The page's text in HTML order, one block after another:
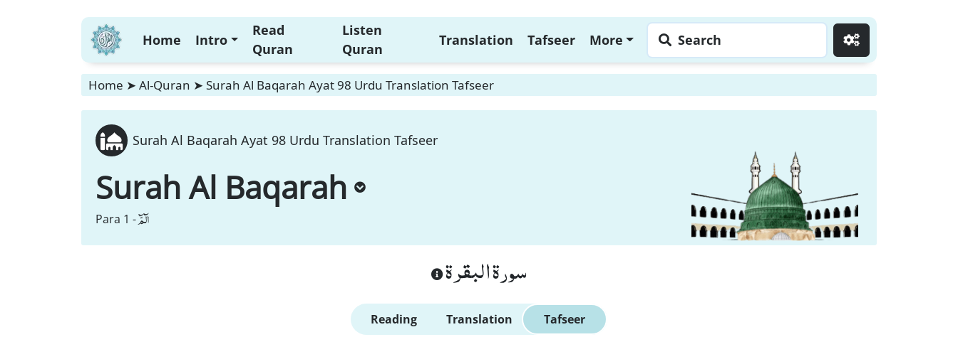
Home Intro
Read
Quran
Listen
Quran
Translation Tafseer More Search
Home ➤ Al-Quran ➤ Surah Al Baqarah Ayat 98 Urdu Translation Tafseer
Surah Al Baqarah Ayat 98 Urdu Translation Tafseer
Surah Al Baqarah
Para 1 -الٓمّٓ
سورة البقرة
Reading Translation Tafseer